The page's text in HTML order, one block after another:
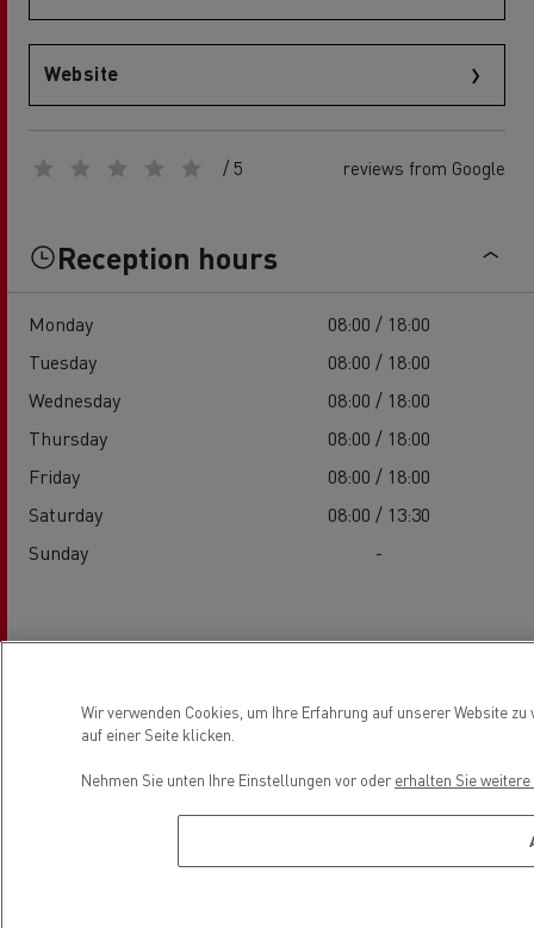
Website
/ 5 reviews from Google
Reception hours
Monday
08:00 / 18:00
Tuesday
08:00 / 18:00
Wednesday
08:00 / 18:00
Thursday
08:00 / 18:00
Friday
08:00 / 18:00
Saturday
08:00 / 13:30
Sunday
-
Wir verwenden Cookies, um Ihre Erfahrung auf unserer Website
auf einer Seite klicken.
Nehmen Sie unten Ihre Einstellungen vor oder erhalten Sie